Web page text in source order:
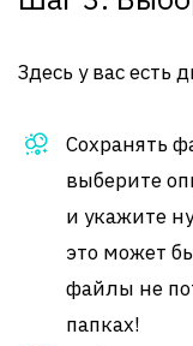
Здесь у вас есть
Сохранять
выберите
и укажите
это может
файлы не
папках!